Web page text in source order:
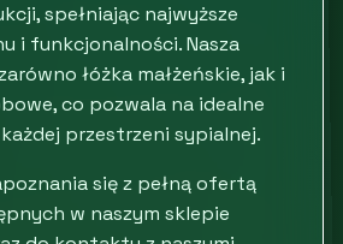
spełniając najwyższe
i funkcjonalności. Nasza
łóżka małżeńskie, jak i
co pozwala na idealne
przestrzeni sypialnej.
się z pełną ofertą
w naszym sklepie